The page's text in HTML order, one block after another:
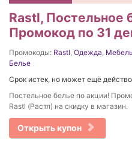
Rastl, Постельное
Промокод по 31
Промокоды: Rastl, Одежда, Мебель
Белье
Срок истек, но может ещё
Постельное белье по акции!
Rastl (Растл) на скидку в магазин.
Открыть купон